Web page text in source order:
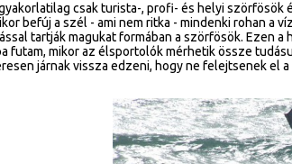
csak turista-, profi- és helyi
befúj a szél - ami nem ritka - mindenki rohan a
tartják magukat formában a szörfösök. Ezen
futam, mikor az élsportolók mérhetik össze
járnak vissza edzeni, hogy ne felejtsenek el